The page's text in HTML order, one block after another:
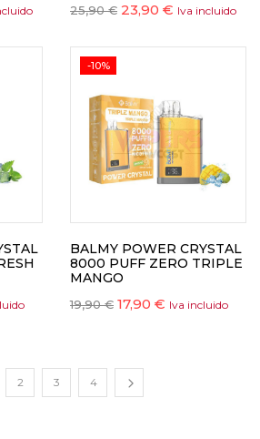
25,90€ 23,90 € Iva incluido
-10%
BALMY POWER CRYSTAL
8000 PUFF ZERO TRIPLE
MANGO
19,90€ 17,90 € Iva incluido
2 3 4